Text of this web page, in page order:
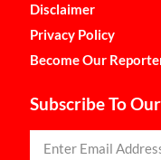
Disclaimer
Privacy Policy
Become Our
Subscribe To